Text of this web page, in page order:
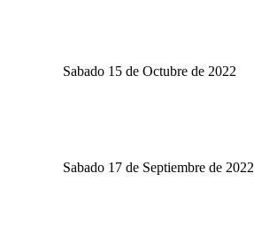
Sabado 15 de Octubre de 2022
Sabado 17 de Septiembre de 2022